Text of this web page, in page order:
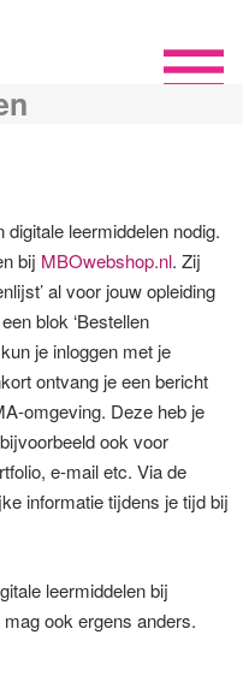
leermiddelen nodig.
bij MBOwebshop.nl. Zij
al voor jouw opleiding
blok ‘Bestellen
je inloggen met je
ontvang je een bericht
omgeving. Deze heb je
ook voor
e-mail etc. Via de
informatie tijdens je tijd bij
leermiddelen bij
ook ergens anders.